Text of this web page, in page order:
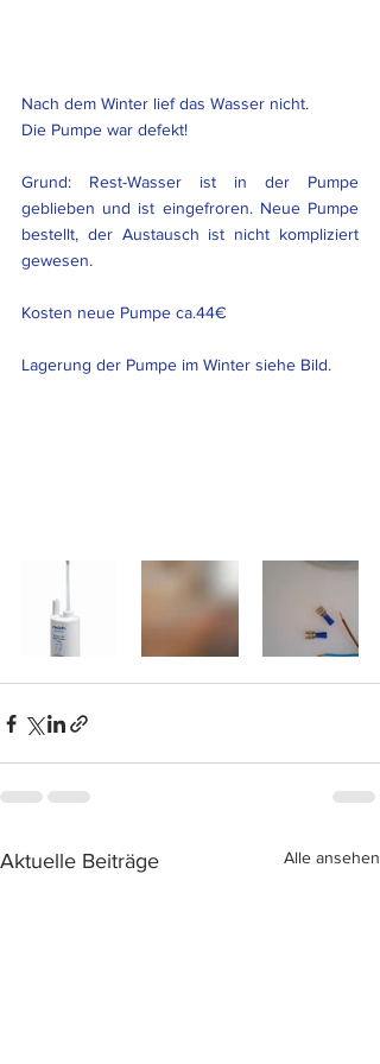
Nach dem Winter lief das Wasser nicht.
Die Pumpe war defekt!
Grund: Rest-Wasser ist in der Pumpe
geblieben und ist eingefroren. Neue Pumpe
bestellt, der Austausch ist nicht kompliziert
gewesen.
Kosten neue Pumpe ca.44€
Lagerung der Pumpe im Winter siehe Bild.
Aktuelle Beiträge Alle ansehen